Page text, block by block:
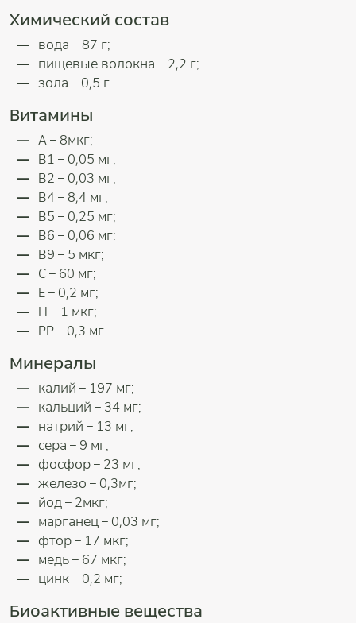
Химический состав
вода – 87 г;
пищевые волокна – 2,2 г;
зола – 0,5 г.
Витамины
А – 8мкг;
В1 – 0,05 мг;
В2 – 0,03 мг;
В4 – 8,4 мг;
В5 – 0,25 мг;
В6 – 0,06 мг:
В9 – 5 мкг;
С – 60 мг;
Е – 0,2 мг;
Н – 1 мкг;
РР – 0,3 мг.
Минералы
калий – 197 мг;
кальций – 34 мг;
натрий – 13 мг;
сера – 9 мг;
фосфор – 23 мг;
железо – 0,3мг;
йод – 2мкг;
марганец – 0,03 мг;
фтор – 17 мкг;
медь – 67 мкг;
цинк – 0,2 мг;
Биоактивные вещества